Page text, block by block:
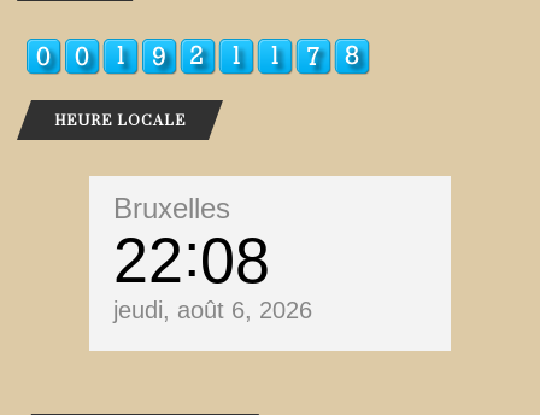
HEURE LOCALE
Bruxelles
22 08
jeudi, août 6, 2026